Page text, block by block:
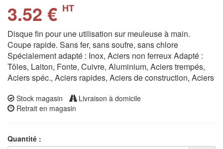
3.52 € HT
Disque fin pour une utilisation sur meuleuse à main.
Coupe rapide. Sans fer, sans soufre, sans chlore
Spécialement adapté : Inox, Aciers non ferreux Adapté :
Tôles, Laiton, Fonte, Cuivre, Aluminium, Aciers trempés,
Aciers spéc., Aciers rapides, Aciers de construction, Aciers
Stock magasin
Livraison à domicile
Retrait en magasin
Quantité :